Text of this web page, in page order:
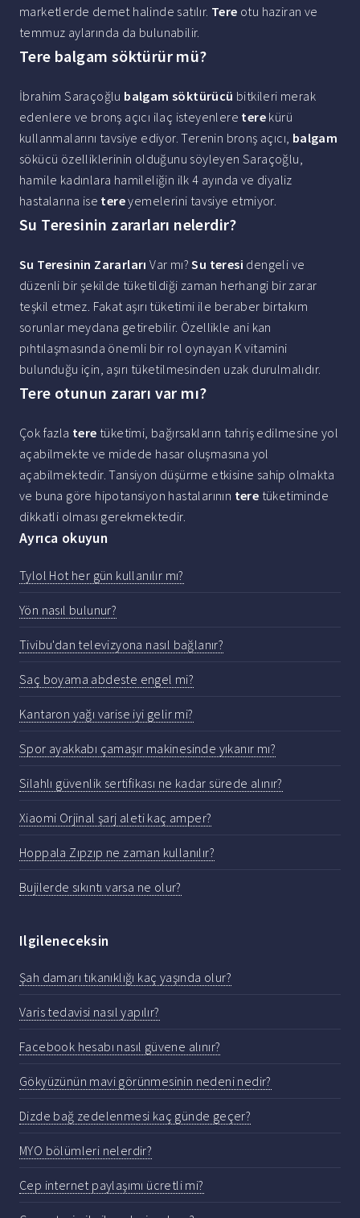
marketlerde demet halinde satılır. Tere otu haziran ve
temmuz aylarında da bulunabilir.
Tere balgam söktürür mü?
İbrahim Saraçoğlu balgam söktürücü bitkileri merak
edenlere ve bronş açıcı ilaç isteyenlere tere kürü
kullanmalarını tavsiye ediyor. Terenin bronş açıcı, balgam
sökücü özelliklerinin olduğunu söyleyen Saraçoğlu,
hamile kadınlara hamileliğin ilk 4 ayında ve diyaliz
hastalarına ise tereyemelerini tavsiye etmiyor.
Su Teresinin zararları nelerdir?
Su Teresinin Zararları Var mı?Su teresi dengeli ve
düzenli bir şekilde tüketildiği zaman herhangi bir zarar
teşkil etmez. Fakat aşırı tüketimi ile beraber birtakım
sorunlar meydana getirebilir. Özellikle ani kan
pıhtılaşmasında önemli bir rol oynayan K vitamini
bulunduğu için, aşırı tüketilmesinden uzak durulmalıdır.
Tere otunun zararı var mı?
Çok fazla tere tüketimi, bağırsakların tahriş edilmesine yol
açabilmekte ve midede hasar oluşmasına yol
açabilmektedir. Tansiyon düşürme etkisine sahip olmakta
ve buna göre hipotansiyon hastalarının tere tüketiminde
dikkatli olması gerekmektedir.
Ayrıca okuyun
Tylol Hot her gün kullanılır mı?
Yön nasıl bulunur?
Tivibu'dan televizyona nasıl bağlanır?
Saç boyama abdeste engel mi?
Kantaron yağı varise iyi gelir mi?
Spor ayakkabı çamaşır makinesinde yıkanır mı?
Silahlı güvenlik sertifikası ne kadar sürede alınır?
Xiaomi Orjinal şarj aleti kaç amper?
Hoppala Zıpzıp ne zaman kullanılır?
Bujilerde sıkıntı varsa ne olur?
Ilgileneceksin
Şah damarı tıkanıklığı kaç yaşında olur?
Varis tedavisi nasıl yapılır?
Facebook hesabı nasıl güvene alınır?
Gökyüzünün mavi görünmesinin nedeni nedir?
Dizde bağ zedelenmesi kaç günde geçer?
MYO bölümleri nelerdir?
Cep internet paylaşımı ücretli mi?